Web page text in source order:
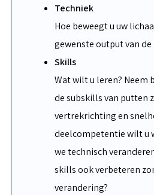
Techniek
Hoe beweegt u uw
gewenste output van
Skills
Wat wilt u leren? Neem
de subskills van putten
vertrekrichting en
deelcompetentie wilt u
we technisch
skills ook verbeteren
verandering?